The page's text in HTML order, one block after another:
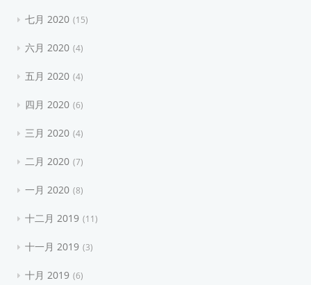
七月 2020 15
六月 2020 4
五月 2020 4
四月 2020 6
三月 2020 4
二月 2020 7
一月 2020 8
十二月 2019 11
十一月 2019 3
十月 2019 6